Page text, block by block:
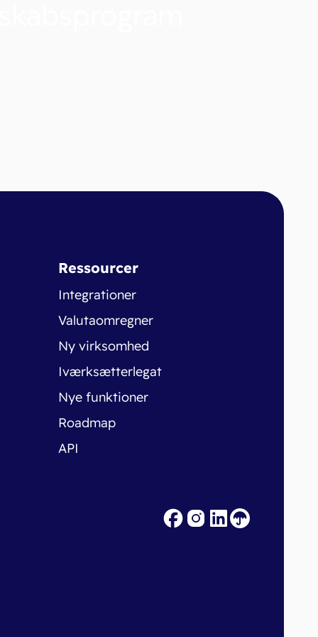
Ressourcer
Integrationer
Valutaomregner
Ny virksomhed
Iværksætterlegat
Nye funktioner
Roadmap
API